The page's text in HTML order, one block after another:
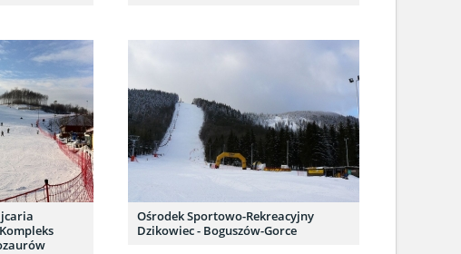
Ośrodek Sportowo-Rekreacyjny
Dzikowiec - Boguszów-Gorce